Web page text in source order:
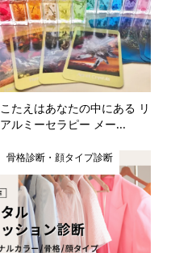
こたえはあなたの中にある リ
アルミーセラピー メー...
骨格診断・顔タイプ診断